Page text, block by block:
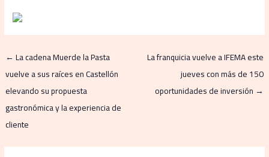
←La cadena Muerde la Pasta
vuelve a sus raíces en Castellón
elevando su propuesta
gastronómica y la experiencia de
cliente
La franquicia vuelve a IFEMA este
jueves con más de 150
oportunidades de inversión →